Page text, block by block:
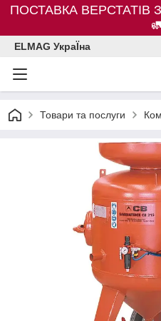
ПОСТАВКА ВЕРСТАТІВ З
ELMAG УкраЇна
Товари та послуги